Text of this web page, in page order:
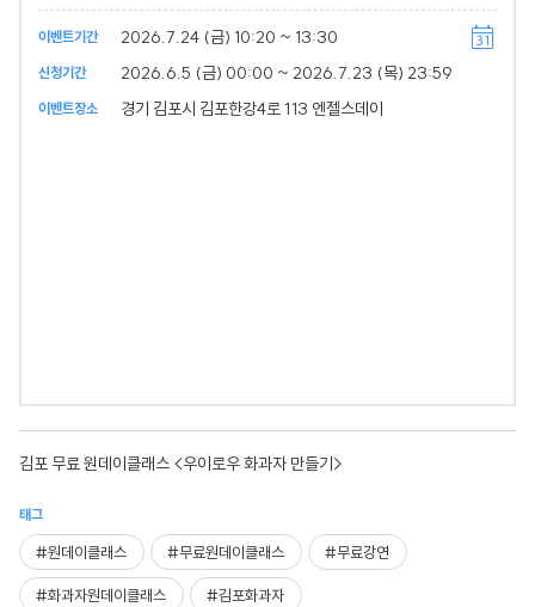
이벤트기간 2026.7.24 (금) 10:20 ~ 13:30
신청기간 2026.6.5 (금) 00:00 ~ 2026.7.23 (목) 23:59
이벤트장소 경기 김포시 김포한강4로 113 엔젤스데이
김포 무료 원데이클래스 <우이로우 화과자 만들기>
태그
#원데이클래스 #무료원데이클래스 #무료강연
#화과자원데이클래스 #김포화과자